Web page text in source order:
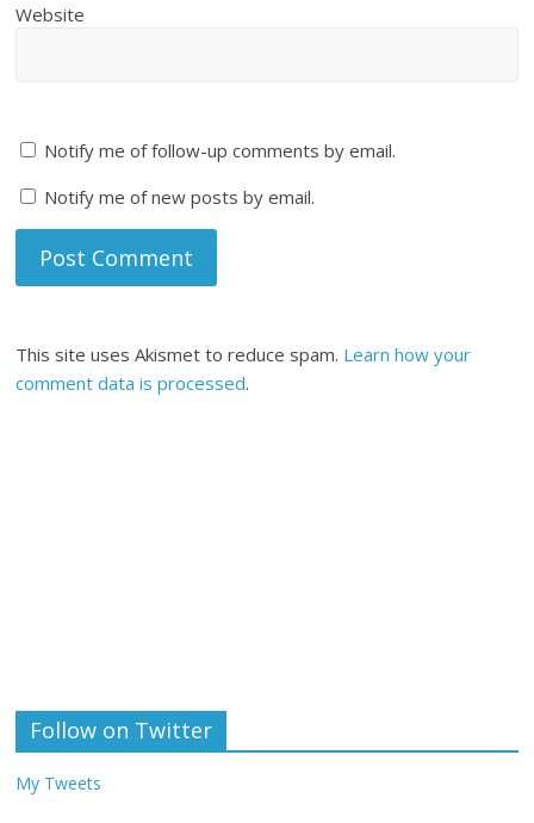
Website
Notify me of follow-up comments by email.
Notify me of new posts by email.
This site uses Akismet to reduce spam. Learn how your
comment data is processed.
Follow on Twitter
My Tweets